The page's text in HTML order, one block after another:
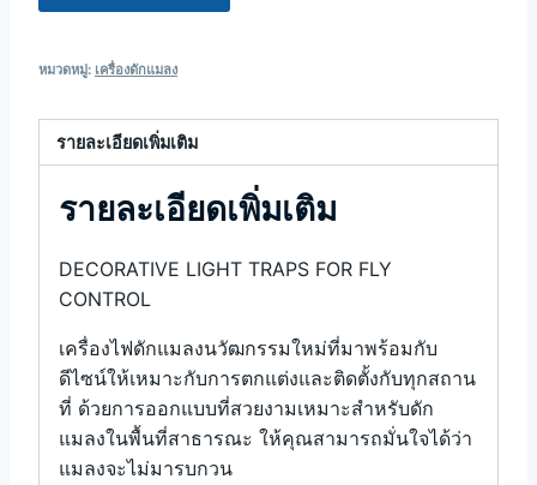
หมวดหมู่: เครื่องดักแมลง
รายละเอียดเพิ่มเติม
รายละเอียดเพิ่มเติม
DECORATIVE LIGHT TRAPS FOR FLY
CONTROL
เครื่องไฟดักแมลงนวัฒกรรมใหม่ที่มาพร้อมกับ
ดีไซน์ให้เหมาะกับการตกแต่งและติดตั้งกับทุกสถาน
ที่ ด้วยการออกแบบที่สวยงามเหมาะสำหรับดัก
แมลงในพื้นที่สาธารณะ ให้คุณสามารถมั่นใจได้ว่า
แมลงจะไม่มารบกวน